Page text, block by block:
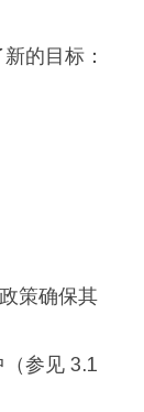
的目标：
策确保其
参见 3.1